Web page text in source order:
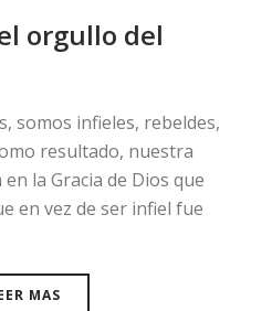
orgullo del
somos infieles, rebeldes,
resultado, nuestra
la Gracia de Dios que
en vez de ser infiel fue
MAS